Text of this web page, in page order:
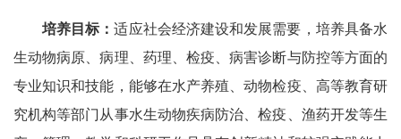
培养目标：适应社会经济建设和发展需要，培养具备水
生动物病原、病理、药理、检疫、病害诊断与防控等方面的
专业知识和技能，能够在水产养殖、动物检疫、高等教育研
究机构等部门从事水生动物疾病防治、检疫、渔药开发等生